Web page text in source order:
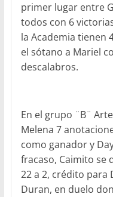
primer lugar entre
todos con 6
la Academia tienen
el sótano a Mariel
descalabros.
En el grupo ¨B¨
Melena 7
como ganador y
fracaso, Caimito se
22 a 2, crédito para
Duran, en duelo